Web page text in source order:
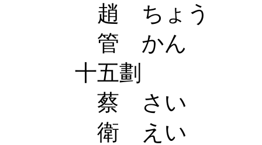
趙 ちょう
管 かん
十五劃
蔡 さい
衛 えい